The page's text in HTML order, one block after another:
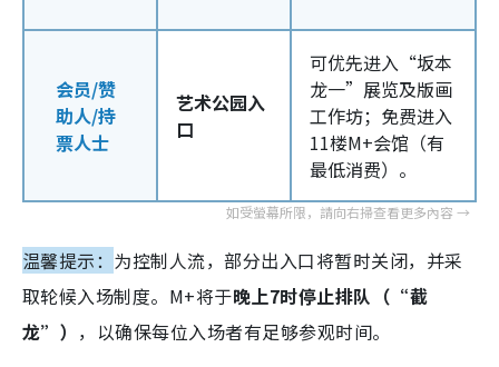
会员/赞
助人/持
票人士
艺术公园入
口
可优先进入“坂本
龙一”展览及版画
工作坊；免费进入
11楼M+会馆（有
最低消费）。
温馨提示： 为控制人流，部分出入口将暂时关闭，并采
取轮候入场制度。M+将于晚上7时停止排队（“截
龙”） ，以确保每位入场者有足够参观时间。